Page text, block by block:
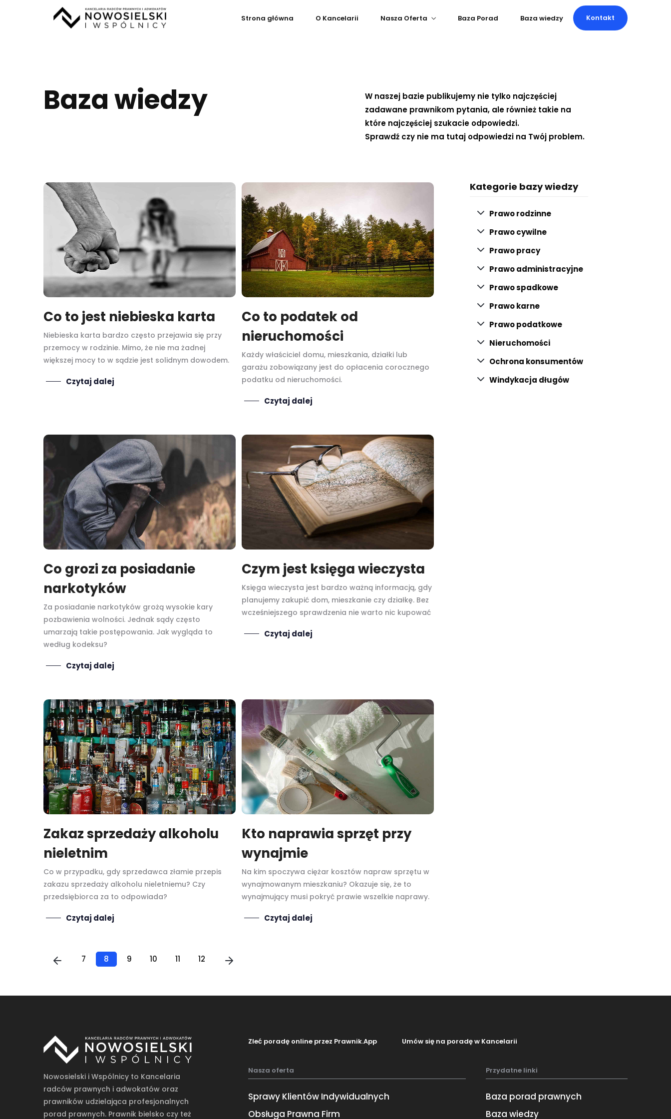
Strona główna O Kancelarii Nasza Oferta Baza Porad Baza wiedzy Kontakt
Baza wiedzy
W naszej bazie publikujemy nie tylko najczęściej
zadawane prawnikom pytania, ale również takie na
które najczęściej szukacie odpowiedzi.
Sprawdź czy nie ma tutaj odpowiedzi na Twój problem.
Co to jest niebieska karta
Niebieska karta bardzo często przejawia się przy
przemocy w rodzinie. Mimo, że nie ma żadnej
większej mocy to w sądzie jest solidnym dowodem.
Czytaj dalej
Co to podatek od
nieruchomości
Każdy właściciel domu, mieszkania, działki lub
garażu zobowiązany jest do opłacenia corocznego
podatku od nieruchomości.
Czytaj dalej
Co grozi za posiadanie
narkotyków
Za posiadanie narkotyków grożą wysokie kary
pozbawienia wolności. Jednak sądy często
umarzają takie postępowania. Jak wygląda to
według kodeksu?
Czytaj dalej
Czym jest księga wieczysta
Księga wieczysta jest bardzo ważną informacją, gdy
planujemy zakupić dom, mieszkanie czy działkę. Bez
wcześniejszego sprawdzenia nie warto nic kupować
Czytaj dalej
Zakaz sprzedaży alkoholu
nieletnim
Co w przypadku, gdy sprzedawca złamie przepis
zakazu sprzedaży alkoholu nieletniemu? Czy
przedsiębiorca za to odpowiada?
Czytaj dalej
Kto naprawia sprzęt przy
wynajmie
Na kim spoczywa ciężar kosztów napraw sprzętu w
wynajmowanym mieszkaniu? Okazuje się, że to
wynajmujący musi pokryć prawie wszelkie naprawy.
Czytaj dalej
7 8 9 10 11 12
Kategorie bazy wiedzy
Prawo rodzinne
Prawo cywilne
Prawo pracy
Prawo administracyjne
Prawo spadkowe
Prawo karne
Prawo podatkowe
Nieruchomości
Ochrona konsumentów
Windykacja długów
Nowosielski i Wspólnicy to Kancelaria
radców prawnych i adwokatów oraz
prawników udzielająca profesjonalnych
porad prawnych. Prawnik bielsko czy też
Zleć poradę online przez Prawnik.App Umów się na poradę w Kancelarii
Nasza oferta
Sprawy Klientów Indywidualnych
Obsługa Prawna Firm
Przydatne linki
Baza porad prawnych
Baza wiedzy